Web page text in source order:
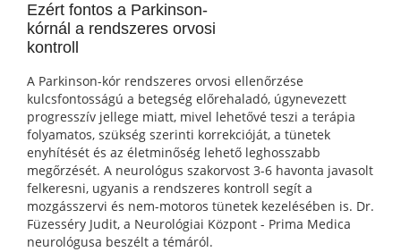
Ezért fontos a Parkinson-
kórnál a rendszeres orvosi
kontroll
A Parkinson-kór rendszeres orvosi ellenőrzése
kulcsfontosságú a betegség előrehaladó, úgynevezett
progresszív jellege miatt, mivel lehetővé teszi a terápia
folyamatos, szükség szerinti korrekcióját, a tünetek
enyhítését és az életminőség lehető leghosszabb
megőrzését. A neurológus szakorvost 3-6 havonta javasolt
felkeresni, ugyanis a rendszeres kontroll segít a
mozgásszervi és nem-motoros tünetek kezelésében is. Dr.
Füzesséry Judit, a Neurológiai Központ - Prima Medica
neurológusa beszélt a témáról.